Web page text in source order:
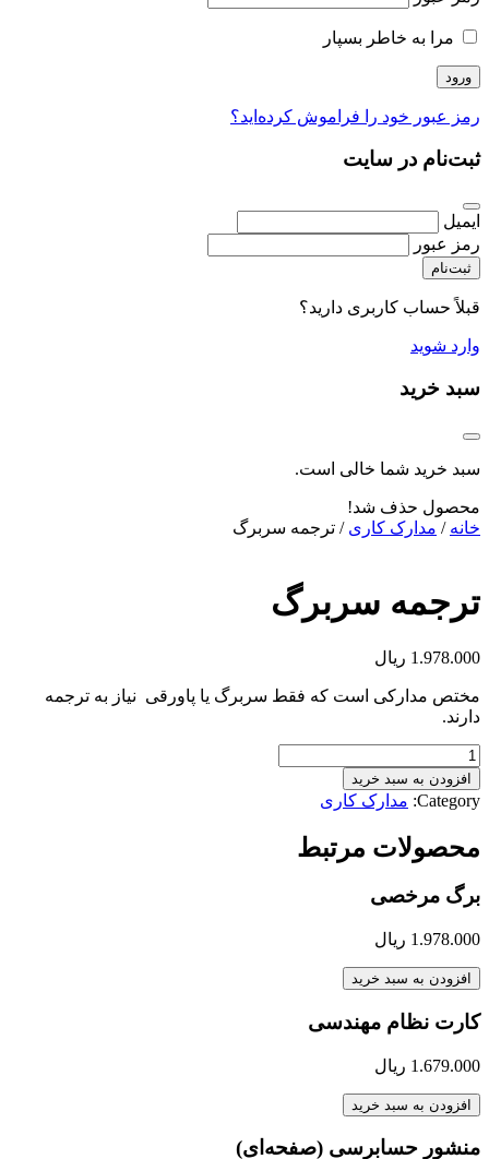
مرا به خاطر بسپار
رمز عبور خود را فراموش کرده‌اید؟
ثبت‌نام در سایت
ایمیل
رمز عبور
ثبت‌نام
قبلاً حساب کاربری دارید؟
وارد شوید
سبد خرید
سبد خرید شما خالی است.
محصول حذف شد!
خانه / مدارک کاری / ترجمه سربرگ
ترجمه سربرگ
1.978.000 ریال
مختص مدارکی است که فقط سربرگ یا پاورقی نیاز به ترجمه
دارند.
ترجمه
سربرگ
عدد
افزودن به سبد خرید
Category: مدارک کاری
محصولات مرتبط
برگ مرخصی
1.978.000 ریال
افزودن به سبد خرید
کارت نظام مهندسی
1.679.000 ریال
افزودن به سبد خرید
منشور حسابرسی (صفحه‌ای)